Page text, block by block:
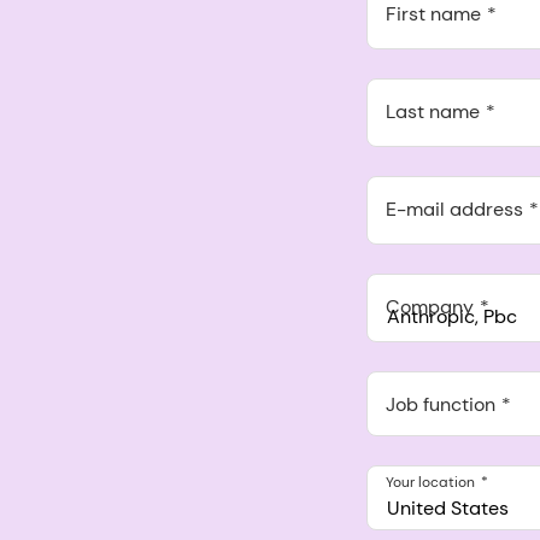
First name
Last name
E-mail address
Company
Anthropic, PBC
548 Market St Pmb
Job function
United States
Your location